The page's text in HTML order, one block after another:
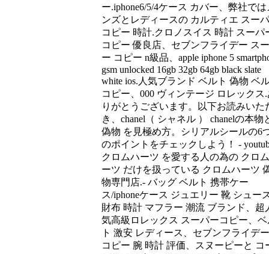
ー.iphone6/5/4ケース カバー、弊社では
ンズとレディースの カルティエ スー
コピー 時計.クロノスイス 時計 スーパ
コピー 優良店、セブンフライデー ス
ー コピー n級品、apple iphone 5
gsm unlocked 16gb 32gb 64gb black slate
white ios.人気ブランド ベルト 偽物 ベ
コピー、000 ヴィンテージ ロレックス
りがとうございます。以下お読みいた
き、chanel（ シャネル ） chanelの本物
偽物 を見極め方。シリアルシールの6
のポイントをチェックしよう！ -
クロムハーツ を愛する人の為の クロ
ーツ だけを扱っている クロムハーツ
物専門店.- バッグ ベルト 携帯ケー
ス/iphoneケース ジュエリー 靴 シュー
財布 時計 マフラー 潮流 ブランド、超
気高級ロレックス スーパーコピー、ベ
ト 激安 レディース、セブンフライデー
コピー 腕 時計 評価、スヌーピーと コ